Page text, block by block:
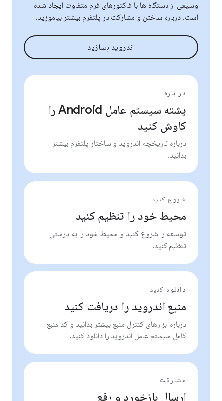
وسیعی از دستگاه ها با فاکتورهای فرم متفاوت ایجاد شده
است. درباره ساختن و مشارکت در پلتفرم بیشتر بیاموزید.
اندروید بسازید
در باره
پشته سیستم عامل Android را
کاوش کنید
درباره تاریخچه اندروید و ساختار پلتفرم بیشتر
بدانید.
شروع کنید
محیط خود را تنظیم کنید
توسعه را شروع کنید و محیط خود را به درستی
تنظیم کنید.
دانلود کنید
منبع اندروید را دریافت کنید
درباره ابزارهای کنترل منبع بیشتر بدانید و کد منبع
کامل سیستم عامل اندروید را دانلود کنید.
مشارکت
ارسال بازخورد و رفع